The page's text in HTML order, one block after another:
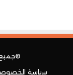
سياسة